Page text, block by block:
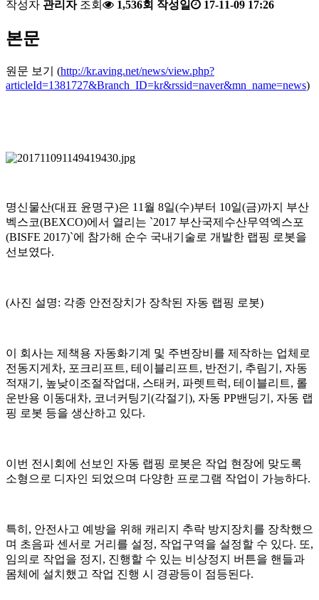
작성자 관리자 조회 1,536회 작성일 17-11-09 17:26
본문
원문 보기 (http://kr.aving.net/news/view.php?
articleId=1381727&Branch_ID=kr&rssid=naver&mn_name=news)
명신물산(대표 윤명구)은 11월 8일(수)부터 10일(금)까지 부산
벡스코(BEXCO)에서 열리는 `2017 부산국제수산무역엑스포
(BISFE 2017)`에 참가해 순수 국내기술로 개발한 랩핑 로봇을
선보였다.
(사진 설명: 각종 안전장치가 장착된 자동 랩핑 로봇)
이 회사는 제책용 자동화기계 및 주변장비를 제작하는 업체로
전동지게차, 포크리프트, 테이블리프트, 반전기, 추림기, 자동
적재기, 높낮이조절작업대, 스태커, 파렛트럭, 테이블리트, 롤
운반용 이동대차, 코너커팅기(각절기), 자동 PP밴딩기, 자동 랩
핑 로봇 등을 생산하고 있다.
이번 전시회에 선보인 자동 랩핑 로봇은 작업 현장에 맞도록
소형으로 디자인 되었으며 다양한 프로그램 작업이 가능하다.
특히, 안전사고 예방을 위해 캐리지 추락 방지장치를 장착했으
며 초음파 센서로 거리를 설정, 작업구역을 설정할 수 있다. 또,
임의로 작업을 정지, 진행할 수 있는 비상정지 버튼을 핸들과
몸체에 설치했고 작업 진행 시 경광등이 점등된다.